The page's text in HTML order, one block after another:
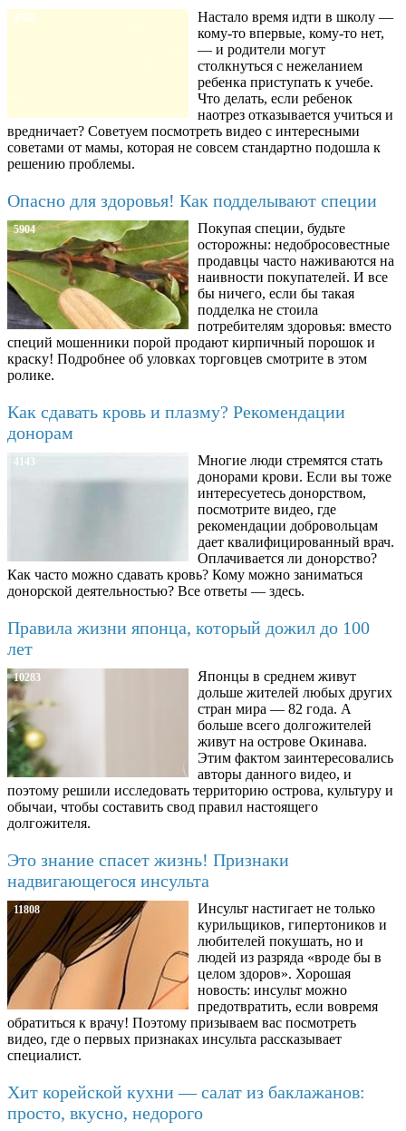
8780
Настало время идти в школу —
кому-то впервые, кому-то нет,
— и родители могут
столкнуться с нежеланием
ребенка приступать к учебе.
Что делать, если ребенок
наотрез отказывается учиться и
вредничает? Советуем посмотреть видео с интересными
советами от мамы, которая не совсем стандартно подошла к
решению проблемы.
Опасно для здоровья! Как подделывают специи
5904
Покупая специи, будьте
осторожны: недобросовестные
продавцы часто наживаются на
наивности покупателей. И все
бы ничего, если бы такая
подделка не стоила
потребителям здоровья: вместо
специй мошенники порой продают кирпичный порошок и
краску! Подробнее об уловках торговцев смотрите в этом
ролике.
Как сдавать кровь и плазму? Рекомендации
донорам
4143
Многие люди стремятся стать
донорами крови. Если вы тоже
интересуетесь донорством,
посмотрите видео, где
рекомендации добровольцам
дает квалифицированный врач.
Оплачивается ли донорство?
Как часто можно сдавать кровь? Кому можно заниматься
донорской деятельностью? Все ответы — здесь.
Правила жизни японца, который дожил до 100
лет
10283
Японцы в среднем живут
дольше жителей любых других
стран мира — 82 года. А
больше всего долгожителей
живут на острове Окинава.
Этим фактом заинтересовались
авторы данного видео, и
поэтому решили исследовать территорию острова, культуру и
обычаи, чтобы составить свод правил настоящего
долгожителя.
Это знание спасет жизнь! Признаки
надвигающегося инсульта
11808
Инсульт настигает не только
курильщиков, гипертоников и
любителей покушать, но и
людей из разряда «вроде бы в
целом здоров». Хорошая
новость: инсульт можно
предотвратить, если вовремя
обратиться к врачу! Поэтому призываем вас посмотреть
видео, где о первых признаках инсульта рассказывает
специалист.
Хит корейской кухни — салат из баклажанов:
просто, вкусно, недорого